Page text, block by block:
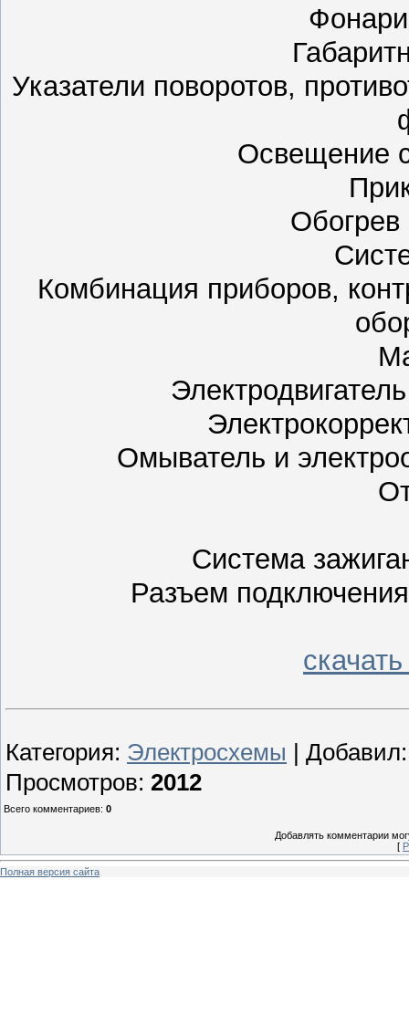
Указатели поворотов,
Освещение
Обогрев
Комбинация приборов,
Омыватель и
Система
Разъем
Категория: Электросхемы | Добавил
Просмотров: 2012
Всего комментариев: 0
Добавлять комментарии
[
Полная версия сайта